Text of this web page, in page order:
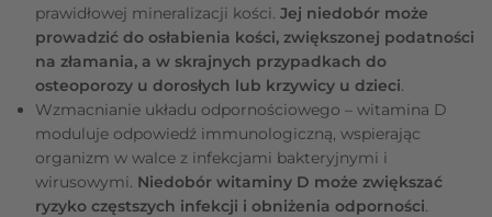
prawidłowej mineralizacji kości. Jej niedobór może
prowadzić do osłabienia kości, zwiększonej podatności
na złamania, a w skrajnych przypadkach do
osteoporozy u dorosłych lub krzywicy u dzieci.
Wzmacnianie układu odpornościowego – witamina D
moduluje odpowiedź immunologiczną, wspierając
organizm w walce z infekcjami bakteryjnymi i
wirusowymi. Niedobór witaminy D może zwiększać
ryzyko częstszych infekcji i obniżenia odporności.